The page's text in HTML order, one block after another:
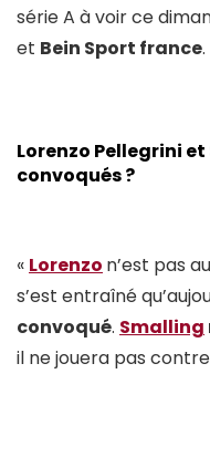
série A à voir ce
et Bein Sport france.
Lorenzo Pellegrini
convoqués ?
« Lorenzo n’est pas
s’est entraîné
convoqué. Smalling
il ne jouera pas